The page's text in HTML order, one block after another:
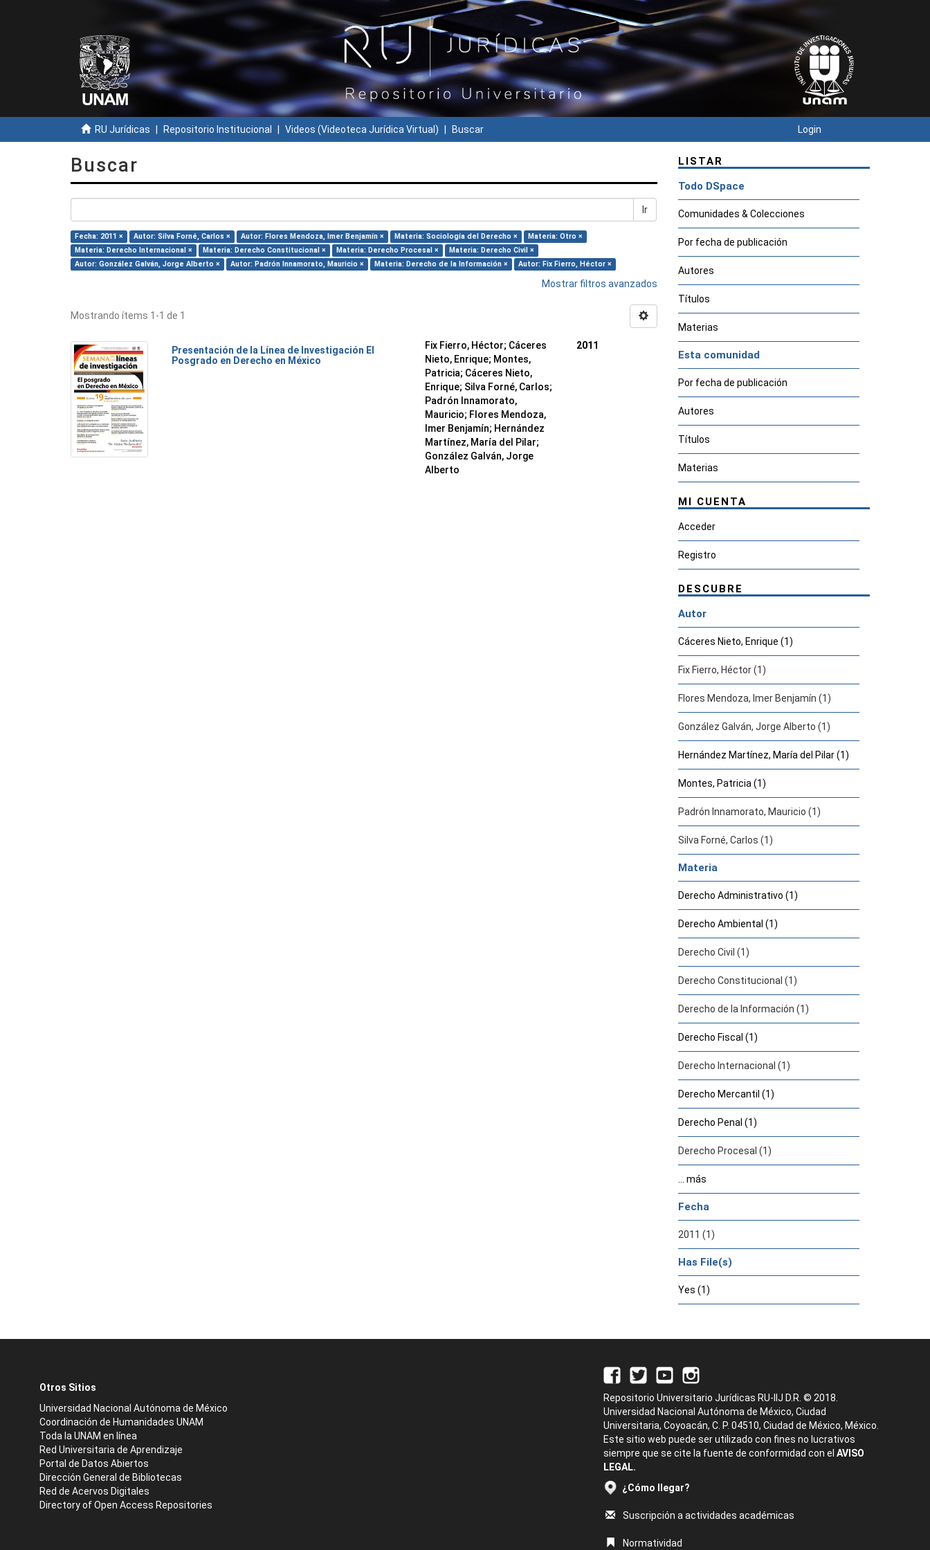
RU Jurídicas Repositorio Institucional Videos (Videoteca Jurídica Virtual) Buscar Login
Buscar
Ir
Fecha: 2011 × Autor: Silva Forné, Carlos × Autor: Flores Mendoza, Imer Benjamín × Materia: Sociología del Derecho ×
Materia: Otro ×
Materia: Derecho Internacional ×
Materia: Derecho Constitucional × Materia: Derecho Procesal ×
Materia: Derecho Civil ×
Autor: González Galván, Jorge Alberto ×
Autor: Padrón Innamorato, Mauricio × Materia: Derecho de la Información × Autor: Fix Fierro, Héctor ×
Mostrar filtros avanzados
Mostrando ítems 1-1 de 1
Presentación de la Línea de Investigación El
Posgrado en Derecho en México
Fix Fierro, Héctor; Cáceres
Nieto, Enrique; Montes,
Patricia; Cáceres Nieto,
Enrique; Silva Forné, Carlos;
Padrón Innamorato,
Mauricio; Flores Mendoza,
Imer Benjamín; Hernández
Martínez, María del Pilar;
González Galván, Jorge
Alberto
2011
LISTAR
Todo DSpace
Comunidades & Colecciones
Por fecha de publicación
Autores
Títulos
Materias
Esta comunidad
Por fecha de publicación
Autores
Títulos
Materias
MI CUENTA
Acceder
Registro
DESCUBRE
Autor
Cáceres Nieto, Enrique (1)
Fix Fierro, Héctor (1)
Flores Mendoza, Imer Benjamín (1)
González Galván, Jorge Alberto (1)
Hernández Martínez, María del Pilar (1)
Montes, Patricia (1)
Padrón Innamorato, Mauricio (1)
Silva Forné, Carlos (1)
Materia
Derecho Administrativo (1)
Derecho Ambiental (1)
Derecho Civil (1)
Derecho Constitucional (1)
Derecho de la Información (1)
Derecho Fiscal (1)
Derecho Internacional (1)
Derecho Mercantil (1)
Derecho Penal (1)
Derecho Procesal (1)
... más
Fecha
2011 (1)
Has File(s)
Yes (1)
Otros Sitios
Universidad Nacional Autónoma de México
Coordinación de Humanidades UNAM
Toda la UNAM en línea
Red Universitaria de Aprendizaje
Portal de Datos Abiertos
Dirección General de Bibliotecas
Red de Acervos Digitales
Directory of Open Access Repositories
Repositorio Universitario Jurídicas RU-IIJ D.R. © 2018.
Universidad Nacional Autónoma de México, Ciudad
Universitaria, Coyoacán, C. P. 04510, Ciudad de México, México.
Este sitio web puede ser utilizado con fines no lucrativos
siempre que se cite la fuente de conformidad con el AVISO
LEGAL.
¿Cómo llegar?
Suscripción a actividades académicas
Normatividad